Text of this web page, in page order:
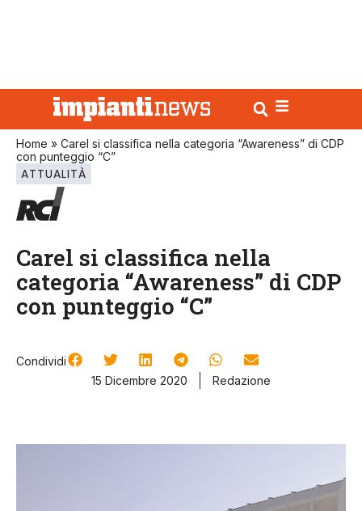
Home » Carel si classifica nella categoria “Awareness” di CDP
con punteggio “C”
ATTUALITÀ
Carel si classifica nella
categoria “Awareness” di CDP
con punteggio “C”
Condividi
15 Dicembre 2020
Redazione